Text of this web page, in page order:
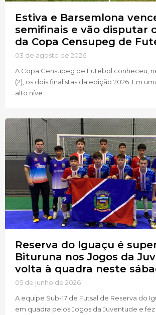
Estiva e Barsemlona
semifinais e vão disputar
da Copa Censupeg de
03 de agosto de 2026
A Copa Censupeg de Futebol conheceu,
(2), os dois finalistas da edição 2026. Em
alto níve...
Reserva do Iguaçu é
Bituruna nos Jogos da
volta à quadra neste
05 de junho de 2026
A equipe Sub-17 de Futsal de Reserva do
em quadra pelos Jogos da Juventude e